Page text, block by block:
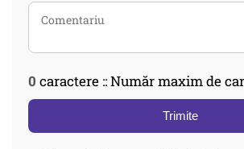
0 caractere :: Număr maxim de
Trimite